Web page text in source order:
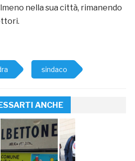
nella sua città, rimanendo
sindaco
ANCHE